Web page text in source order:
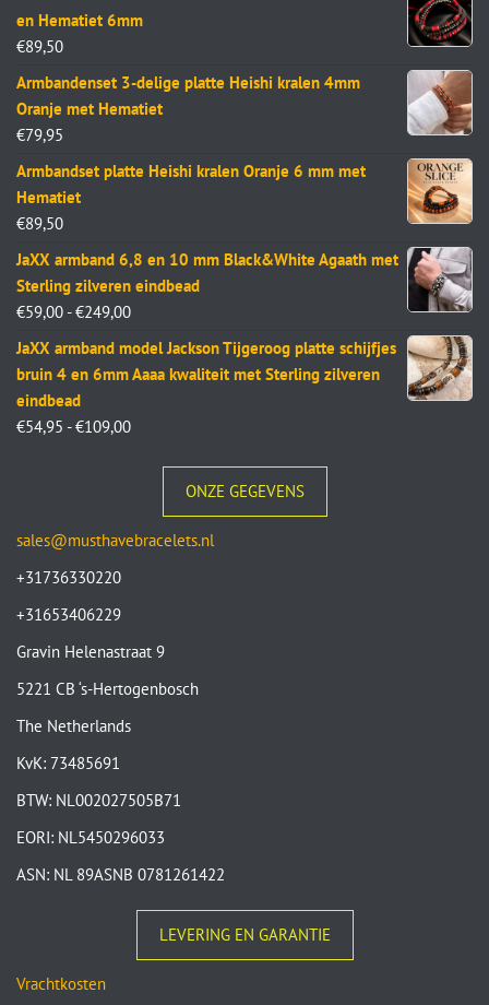
en Hematiet 6mm
€89,50
Armbandenset 3-delige platte Heishi kralen 4mm
Oranje met Hematiet
€79,95
Armbandset platte Heishi kralen Oranje 6 mm met
Hematiet
€89,50
JaXX armband 6,8 en 10 mm Black&White Agaath met
Sterling zilveren eindbead
€59,00 - €249,00
JaXX armband model Jackson Tijgeroog platte schijfjes
bruin 4 en 6mm Aaaa kwaliteit met Sterling zilveren
eindbead
€54,95 - €109,00
ONZE GEGEVENS
sales@musthavebracelets.nl
+31736330220
+31653406229
Gravin Helenastraat 9
5221 CB ‘s-Hertogenbosch
The Netherlands
KvK: 73485691
BTW: NL002027505B71
EORI: NL5450296033
ASN: NL 89ASNB 0781261422
LEVERING EN GARANTIE
Vrachtkosten